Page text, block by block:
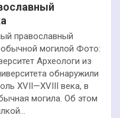
православный
могилой Фото:
Археологи из
обнаружили
XVII—XVIII века, в
могила. Об этом